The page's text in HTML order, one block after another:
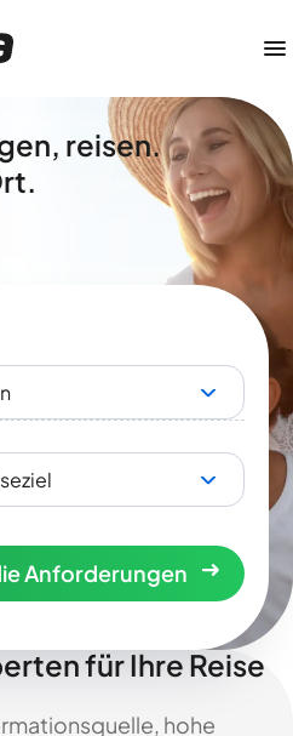
reisen.
Anforderungen
für Ihre Reise
hohe